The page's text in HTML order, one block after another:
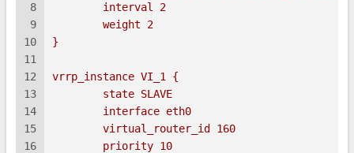
8
9
10
11
12
13
14
15
16
	interval 2
	weight 2
}
vrrp_instance VI_1 {
	state SLAVE
	interface eth0
	virtual_router_id 160
	priority 10